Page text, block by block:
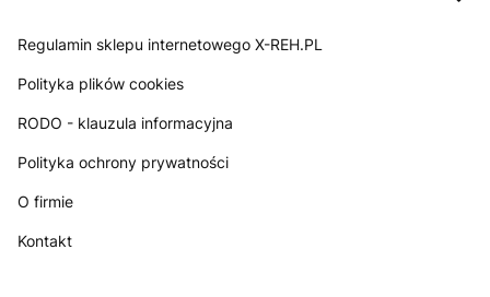
Regulamin sklepu internetowego X-REH.PL
Polityka plików cookies
RODO - klauzula informacyjna
Polityka ochrony prywatności
O firmie
Kontakt